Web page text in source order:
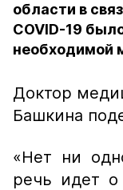
области в
COVID-19
необходимой
Доктор
Башкина
«Нет ни
речь идет